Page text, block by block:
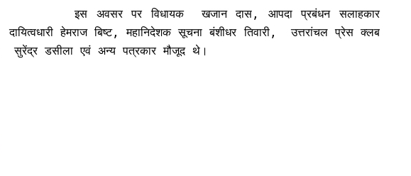
इस अवसर पर विधायक खजान दास, आपदा प्रबंधन सलाहकार
हेमराज बिष्ट, महानिदेशक सूचना बंशीधर तिवारी, उत्तरांचल प्रेस क्लब
सुरेंद्र डसीला एवं अन्य पत्रकार मौजूद थे।